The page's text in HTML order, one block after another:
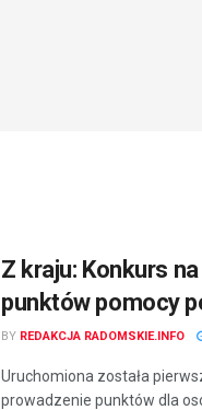
Z kraju: Konkurs
punktów pomocy
BY REDAKCJA RADOMSKIE.INFO
Uruchomiona została
prowadzenie punktów dla